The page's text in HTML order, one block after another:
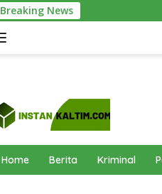
Breaking NewsPusdiklat Paskibraka
Home Berita Kriminal